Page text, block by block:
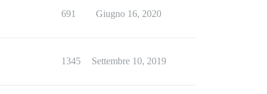
691 Giugno 16, 2020
1345 Settembre 10, 2019